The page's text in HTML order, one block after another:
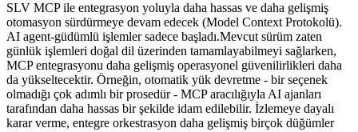
SLV MCP ile entegrasyon yoluyla daha hassas ve daha gelişmiş
otomasyon sürdürmeye devam edecek (Model Context Protokolü).
AI agent-güdümlü işlemler sadece başladı.Mevcut sürüm zaten
günlük işlemleri doğal dil üzerinden tamamlayabilmeyi sağlarken,
MCP entegrasyonu daha gelişmiş operasyonel güvenilirlikleri daha
da yükseltecektir. Örneğin, otomatik yük devretme - bir seçenek
olmadığı çok adımlı bir prosedür - MCP aracılığıyla AI ajanları
tarafından daha hassas bir şekilde idam edilebilir. İzlemeye dayalı
karar verme, entegre orkestrasyon daha gelişmiş birçok düğümler